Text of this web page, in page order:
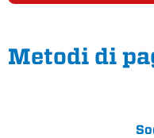
Metodi di